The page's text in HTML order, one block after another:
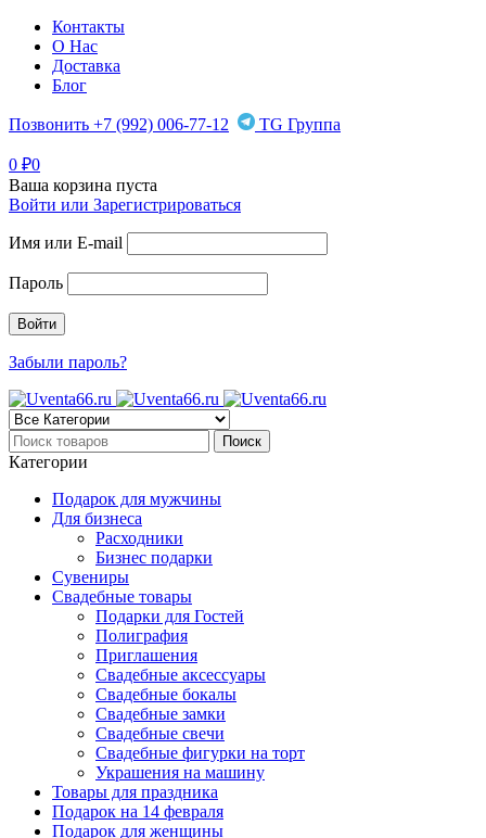
Контакты
О Нас
Доставка
Блог
Позвонить +7 (992) 006-77-12 TG Группа
0 ₽0
Ваша корзина пуста
Войти или Зарегистрироваться
Имя или E-mail
Пароль
Забыли пароль?
Категории
Подарок для мужчины
Для бизнеса
Расходники
Бизнес подарки
Сувениры
Свадебные товары
Подарки для Гостей
Полиграфия
Приглашения
Свадебные аксессуары
Свадебные бокалы
Свадебные замки
Свадебные свечи
Свадебные фигурки на торт
Украшения на машину
Товары для праздника
Подарок на 14 февраля
Подарок для женщины